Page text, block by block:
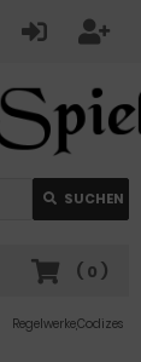
SUCHEN
( 0 )
Regelwerke,Codizes